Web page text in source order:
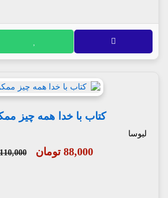
کتاب با خدا همه چیز
لیوسا
88,000 تومان 110,000